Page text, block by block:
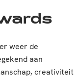
weer de
aan
creativiteit